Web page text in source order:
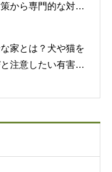
から専門的な対策
家とは？犬や猫を
注意したい有害物